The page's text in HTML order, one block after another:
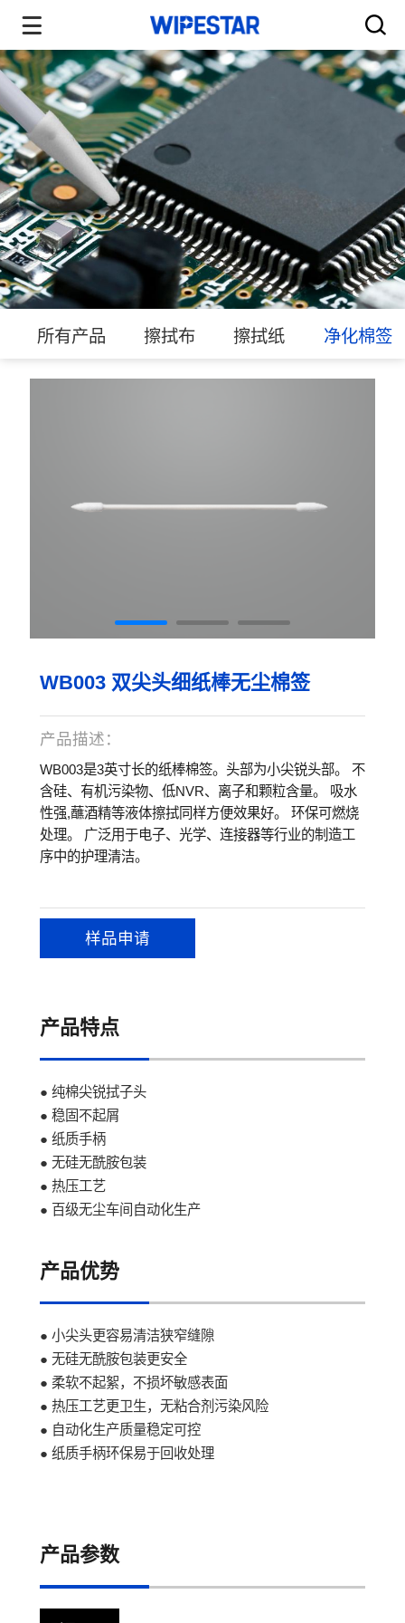
所有产品 擦拭布 擦拭纸 净化棉签
WB003 双尖头细纸棒无尘棉签
产品描述：
WB003是3英寸长的纸棒棉签。头部为小尖锐头部。 不
含硅、有机污染物、低NVR、离子和颗粒含量。 吸水
性强,蘸酒精等液体擦拭同样方便效果好。 环保可燃烧
处理。 广泛用于电子、光学、连接器等行业的制造工
序中的护理清洁。
样品申请
产品特点
● 纯棉尖锐拭子头
● 稳固不起屑
● 纸质手柄
● 无硅无酰胺包装
● 热压工艺
● 百级无尘车间自动化生产
产品优势
● 小尖头更容易清洁狭窄缝隙
● 无硅无酰胺包装更安全
● 柔软不起絮，不损坏敏感表面
● 热压工艺更卫生，无粘合剂污染风险
● 自动化生产质量稳定可控
● 纸质手柄环保易于回收处理
产品参数